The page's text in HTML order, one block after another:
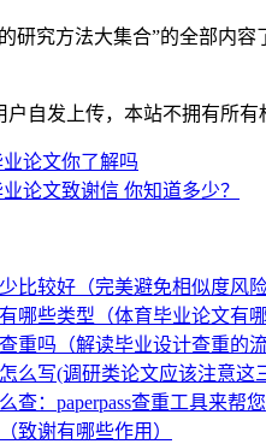
研究方法大集合”的全部内容
户自发上传，本站不拥有所
论文你了解吗
论文致谢信 你知道多少？
比较好（完美避免相似度风险
哪些类型（体育毕业论文有
重吗（解读毕业设计查重的流
么写(调研类论文应该注意这
查：paperpass查重工具来帮您
致谢有哪些作用）